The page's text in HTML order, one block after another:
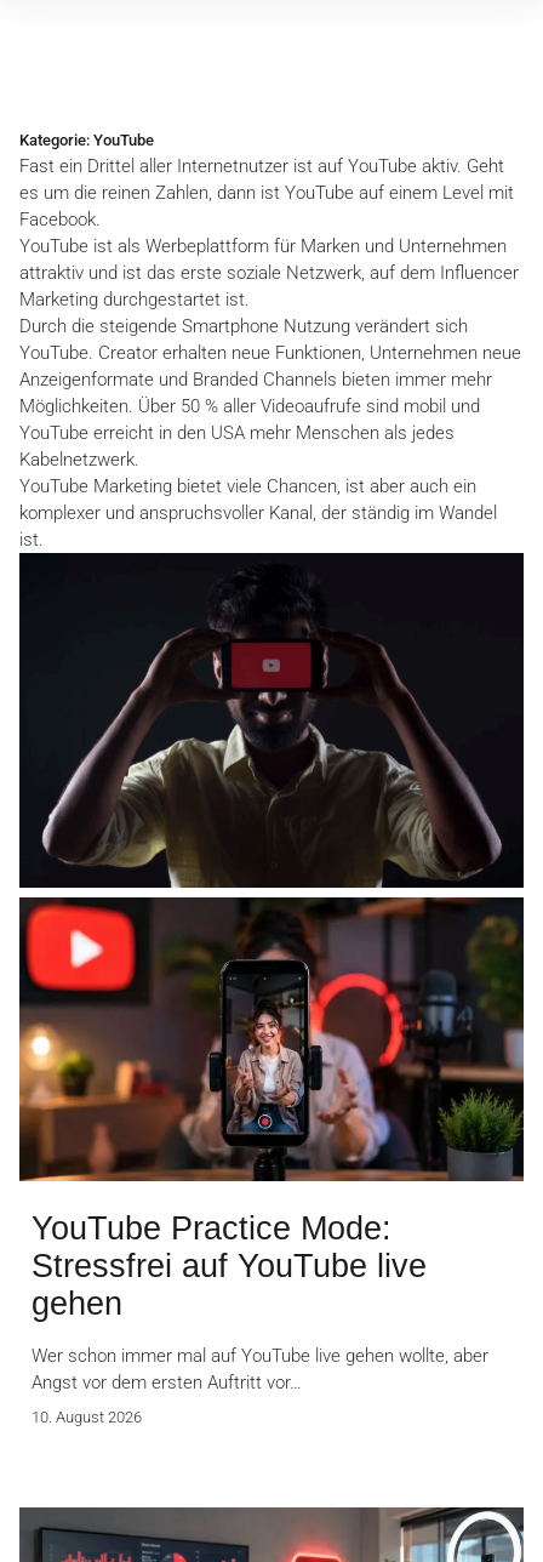
Kategorie: YouTube
Fast ein Drittel aller Internetnutzer ist auf YouTube aktiv. Geht
es um die reinen Zahlen, dann ist YouTube auf einem Level mit
Facebook.
YouTube ist als Werbeplattform für Marken und Unternehmen
attraktiv und ist das erste soziale Netzwerk, auf dem Influencer
Marketing durchgestartet ist.
Durch die steigende Smartphone Nutzung verändert sich
YouTube. Creator erhalten neue Funktionen, Unternehmen neue
Anzeigenformate und Branded Channels bieten immer mehr
Möglichkeiten. Über 50 % aller Videoaufrufe sind mobil und
YouTube erreicht in den USA mehr Menschen als jedes
Kabelnetzwerk.
YouTube Marketing bietet viele Chancen, ist aber auch ein
komplexer und anspruchsvoller Kanal, der ständig im Wandel
ist.
YouTube Practice Mode:
Stressfrei auf YouTube live
gehen
Wer schon immer mal auf YouTube live gehen wollte, aber
Angst vor dem ersten Auftritt vor…
10. August 2026